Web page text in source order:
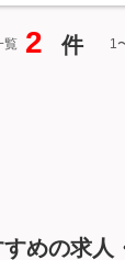
覧 2 件 1
すめの求人